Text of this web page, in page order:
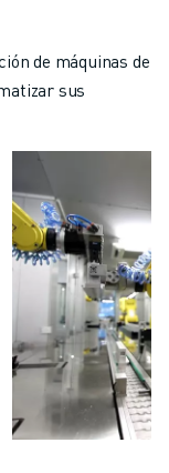
de máquinas de
sus